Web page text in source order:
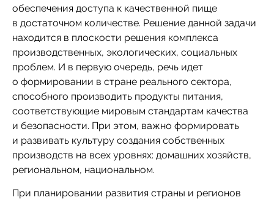
обеспечения доступа к качественной пище
в достаточном количестве. Решение данной задачи
находится в плоскости решения комплекса
производственных, экологических, социальных
проблем. И в первую очередь, речь идет
о формировании в стране реального сектора,
способного производить продукты питания,
соответствующие мировым стандартам качества
и безопасности. При этом, важно формировать
и развивать культуру создания собственных
производств на всех уровнях: домашних хозяйств,
региональном, национальном.
При планировании развития страны и регионов